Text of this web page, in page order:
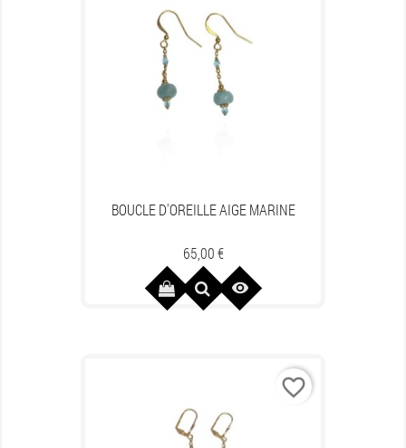
BOUCLE D'OREILLE AIGE MARINE
Prix
65,00 €

favorite_border